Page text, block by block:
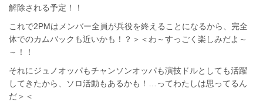
解除される予定！！
これで2PMはメンバー全員が兵役を終えることになるから、完全
体でのカムバックも近いかも！？＞＜わ～すっごく楽しみだよ～
～！！
それにジュノオッパもチャンソンオッパも演技ドルとしても活躍
してきたから、ソロ活動もあるかも！…ってわたしは思ってるん
だ＞＜